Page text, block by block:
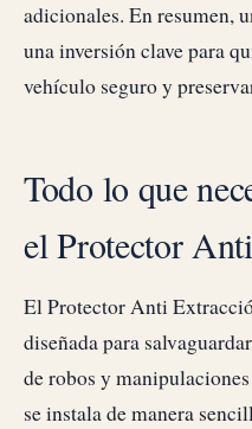
adicionales. En resumen,
una inversión clave para
vehículo seguro y
Todo lo que
el Protector
El Protector Anti
diseñada para
de robos y
se instala de manera